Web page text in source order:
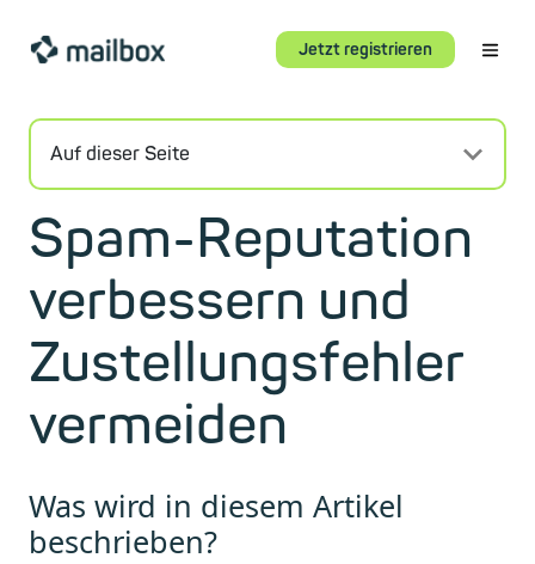
Jetzt registrieren
Auf dieser Seite
Spam-Reputation
verbessern und
Zustellungsfehler
vermeiden
Was wird in diesem Artikel
beschrieben?